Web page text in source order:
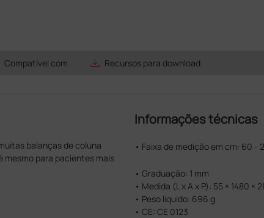
Compatível com save_alt Recursos para download
balanças de coluna
mesmo para pacientes mais
Informações técnicas
• Faixa de medição em cm: 60 -
• Graduação: 1 mm
• Medida (L x A x P): 55 × 1480 ×
• Peso líquido: 696 g
• CE: CE 0123